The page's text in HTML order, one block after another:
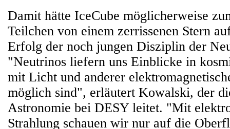
Damit hätte IceCube möglicherweise
Teilchen von einem zerrissenen Stern
Erfolg der noch jungen Disziplin der
"Neutrinos liefern uns Einblicke in
mit Licht und anderer
möglich sind", erläutert Kowalski, der
Astronomie bei DESY leitet. "Mit
Strahlung schauen wir nur auf die